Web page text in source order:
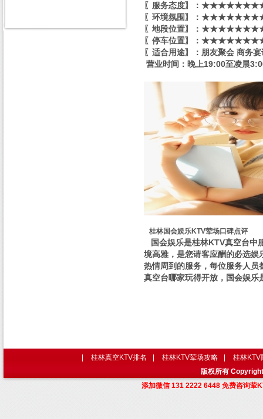
〖服务态度〗：
〖环境氛围〗：
〖地段位置〗：
〖停车位置〗：
〖适合用途〗：朋友聚会 商务宴
营业时间：晚上19:00至凌晨
桂林国会娱乐KTV荤场口碑点评
国会娱乐是桂林KTV真空台中
境高雅，是您请客应酬的必选
热情周到的服务，每位服务人
真空台哪家玩得开放，国会娱乐
桂林真空KTV排名 桂林KTV荤场攻略
桂林KTV
版权所有
添加微信 131 2222 6448 免费咨询荤